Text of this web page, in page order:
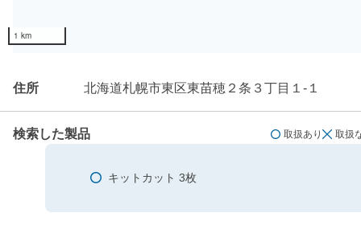
住所 北海道札幌市東区東苗穂２条３丁目１-１
検索した製品 取扱あり 取扱
キットカット 3枚
1 km